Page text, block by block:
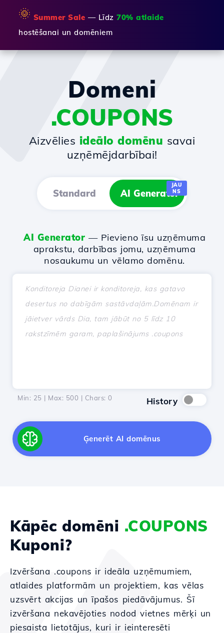
🌞 Summer Sale — Līdz 70% atlaide
hostēšanai un domēniem
Domeni
.COUPONS
Aizvēlies ideālo domēnu savai
uzņēmējdarbībai!
Standard AI Generator
JAU
NS
AI Generator — Pievieno īsu uzņēmuma
aprakstu, darbības jomu, uzņēmuma
nosaukumu un vēlamo domēnu.
Min: 25 | Max: 500 | Chars: 0 History
Ģenerēt AI domēnus
Kāpēc domēni .COUPONS
Kuponi?
Izvēršana .coupons ir ideāla uzņēmumiem,
atlaides platformām un projektiem, kas vēlas
uzsvērt akcijas un īpašos piedāvājumus. Šī
izvēršana nekavējoties nodod vietnes mērķi un
piesaista lietotājus, kuri ir ieinteresēti